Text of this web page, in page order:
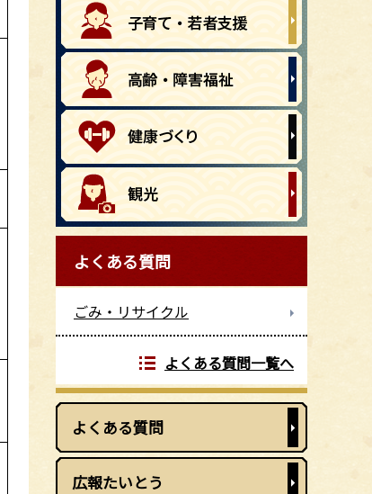
よくある質問
ごみ・リサイクル
よくある質問一覧へ
よくある質問
広報たいとう